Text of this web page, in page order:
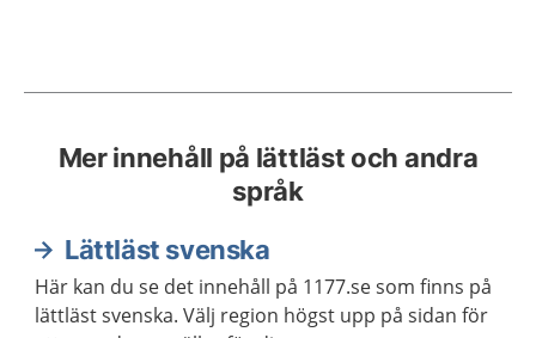
Mer innehåll på lättläst och andra
språk
Lättläst svenska
Här kan du se det innehåll på 1177.se som finns på
lättläst svenska. Välj region högst upp på sidan för